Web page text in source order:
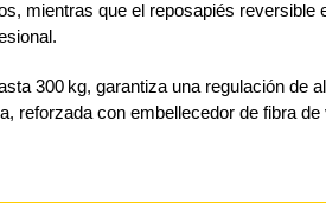
mientras que el reposapiés
300 kg, garantiza una regulación de
reforzada con embellecedor de fibra